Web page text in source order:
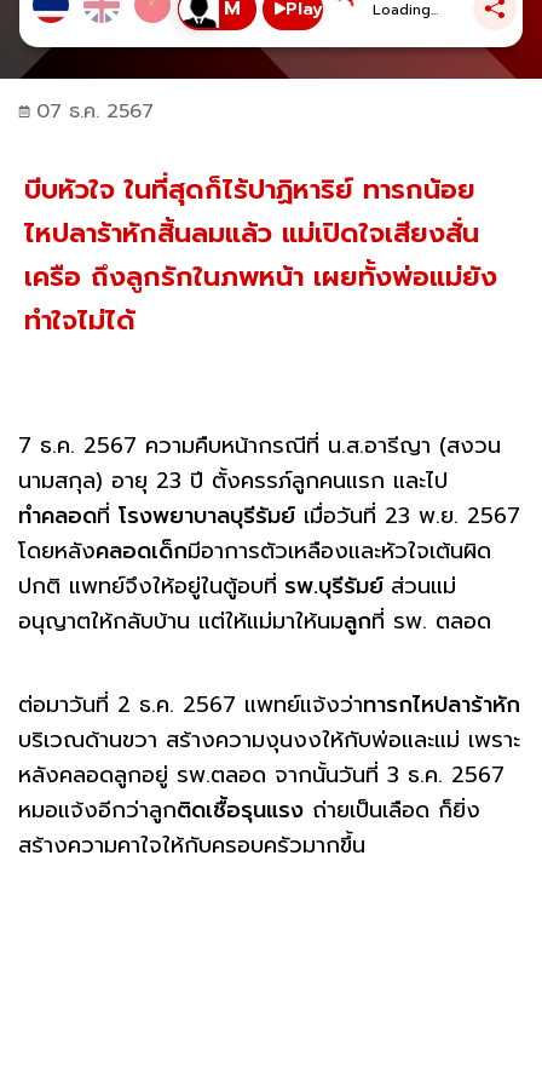
Play Loading...
07 ธ.ค. 2567
บีบหัวใจ ในที่สุดก็ไร้ปาฏิหาริย์ ทารกน้อย
ไหปลาร้าหักสิ้นลมแล้ว แม่เปิดใจเสียงสั่น
เครือ ถึงลูกรักในภพหน้า เผยทั้งพ่อแม่ยัง
ทำใจไม่ได้
7 ธ.ค. 2567 ความคืบหน้ากรณีที่ น.ส.อารีญา (สงวน
นามสกุล) อายุ 23 ปี ตั้งครรภ์ลูกคนแรก และไป
ทำคลอดที่ โรงพยาบาลบุรีรัมย์ เมื่อวันที่ 23 พ.ย. 2567
โดยหลังคลอดเด็กมีอาการตัวเหลืองและหัวใจเต้นผิด
ปกติ แพทย์จึงให้อยู่ในตู้อบที่ รพ.บุรีรัมย์ ส่วนแม่
อนุญาตให้กลับบ้าน แต่ให้แม่มาให้นมลูกที่ รพ. ตลอด
ต่อมาวันที่ 2 ธ.ค. 2567 แพทย์แจ้งว่าทารกไหปลาร้าหัก
บริเวณด้านขวา สร้างความงุนงงให้กับพ่อและแม่ เพราะ
หลังคลอดลูกอยู่ รพ.ตลอด จากนั้นวันที่ 3 ธ.ค. 2567
หมอแจ้งอีกว่าลูกติดเชื้อรุนแรง ถ่ายเป็นเลือด ก็ยิ่ง
สร้างความคาใจให้กับครอบครัวมากขึ้น